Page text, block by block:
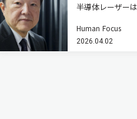
半導体レーザー
という壁があっ
常識を塗り替え
Human Focus
2026.04.02